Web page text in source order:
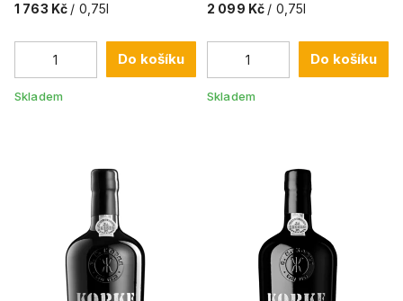
1 763 Kč / 0,75l
Do košíku
Skladem
2 099 Kč / 0,75l
Do košíku
Skladem